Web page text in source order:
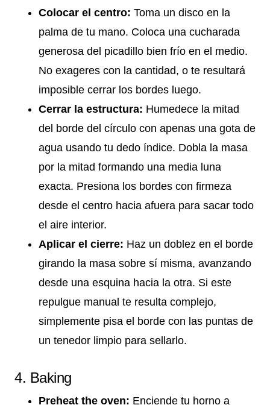
Colocar el centro: Toma un disco en la
palma de tu mano. Coloca una cucharada
generosa del picadillo bien frío en el medio.
No exageres con la cantidad, o te resultará
imposible cerrar los bordes luego.
Cerrar la estructura: Humedece la mitad
del borde del círculo con apenas una gota de
agua usando tu dedo índice. Dobla la masa
por la mitad formando una media luna
exacta. Presiona los bordes con firmeza
desde el centro hacia afuera para sacar todo
el aire interior.
Aplicar el cierre: Haz un doblez en el borde
girando la masa sobre sí misma, avanzando
desde una esquina hacia la otra. Si este
repulgue manual te resulta complejo,
simplemente pisa el borde con las puntas de
un tenedor limpio para sellarlo.
4. Baking
Preheat the oven: Enciende tu horno a